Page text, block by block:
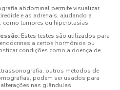
abdominal permite visualizar
e as adrenais, ajudando a
como tumores ou hiperplasias.
Estes testes são utilizados para
a certos hormônios ou
condições como a doença de
outros métodos de
podem ser usados para
nas glândulas.